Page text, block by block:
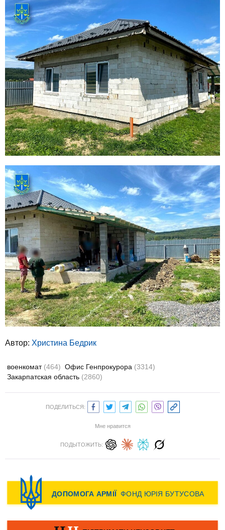
Автор: Христина Бедрик
военкомат (464) Офис Генпрокурора (3314)
Закарпатская область (2860)
ПОДЕЛИТЬСЯ:
Мне нравится
ПОДЫТОЖИТЬ: